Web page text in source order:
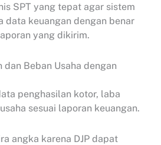
SPT yang tepat agar sistem
data keuangan dengan benar
yang dikirim.
dan Beban Usaha dengan
penghasilan kotor, laba
sesuai laporan keuangan.
angka karena DJP dapat